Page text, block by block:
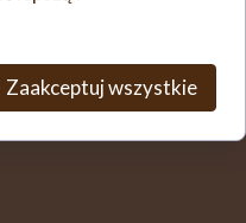
Zaakceptuj wszystkie